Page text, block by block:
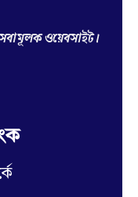
ওয়েবসাইট।